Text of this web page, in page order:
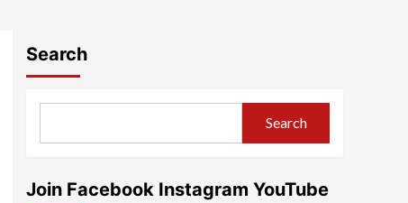
Search
Search
Join Facebook Instagram YouTube